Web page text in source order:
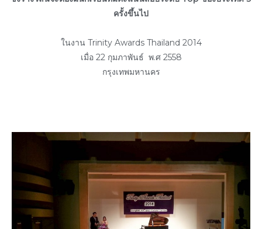
ครั้งขึ้นไป
ในงาน Trinity Awards Thailand 2014
เมื่อ 22 กุมภาพันธ์ พ.ศ 2558
กรุงเทพมหานคร